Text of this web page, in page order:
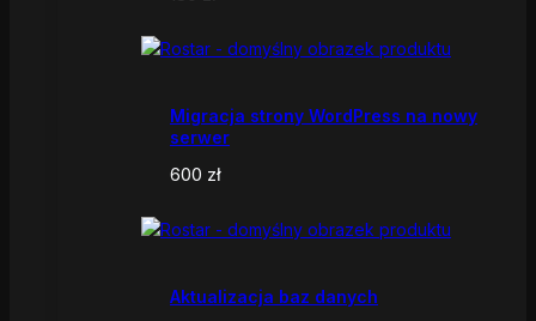
Migracja strony WordPress na nowy
serwer
600 zł
Aktualizacja baz danych